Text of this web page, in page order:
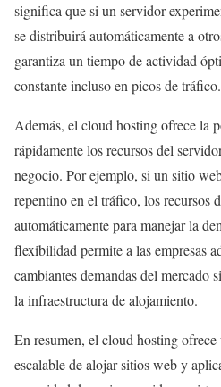
significa que si un servidor
se distribuirá automáticamente a
garantiza un tiempo de actividad
constante incluso en picos de tráfico.
Además, el cloud hosting ofrece la
rápidamente los recursos del
negocio. Por ejemplo, si un sitio
repentino en el tráfico, los recursos
automáticamente para manejar la
flexibilidad permite a las empresas
cambiantes demandas del mercado
la infraestructura de alojamiento.
En resumen, el cloud hosting
escalable de alojar sitios web y